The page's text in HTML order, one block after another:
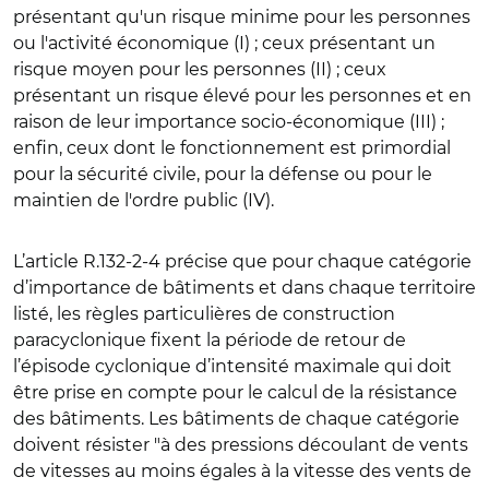
présentant qu'un risque minime pour les personnes
ou l'activité économique (I) ; ceux présentant un
risque moyen pour les personnes (II) ; ceux
présentant un risque élevé pour les personnes et en
raison de leur importance socio-économique (III) ;
enfin, ceux dont le fonctionnement est primordial
pour la sécurité civile, pour la défense ou pour le
maintien de l'ordre public (IV).
L’article R.132-2-4 précise que pour chaque catégorie
d’importance de bâtiments et dans chaque territoire
listé, les règles particulières de construction
paracyclonique fixent la période de retour de
l’épisode cyclonique d’intensité maximale qui doit
être prise en compte pour le calcul de la résistance
des bâtiments. Les bâtiments de chaque catégorie
doivent résister "à des pressions découlant de vents
de vitesses au moins égales à la vitesse des vents de